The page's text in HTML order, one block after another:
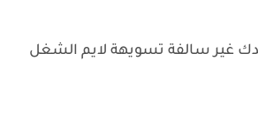
غير سالفة تسويهة لايم الشغل